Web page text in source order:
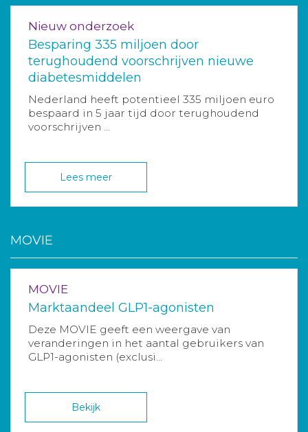
Nieuw onderzoek
Besparing 335 miljoen door
terughoudend voorschrijven nieuwe
diabetesmiddelen
Nederland heeft potentieel 335 miljoen euro
bespaard in 5 jaar tijd door terughoudend
voorschrijven ...
Lees meer
MOVIE
MOVIE
Marktaandeel GLP1-agonisten
Deze MOVIE geeft een weergave van
veranderingen in het aantal gebruikers van
GLP1-agonisten (exclusi...
Bekijk